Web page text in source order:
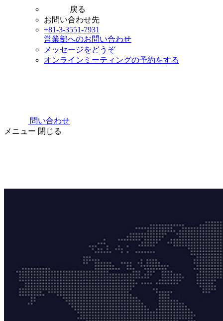
戻る
お問い合わせ先
+81-3-3551-7931
営業部へのお問い合わせ
メッセージをどうぞ
オンラインミーティングの予約をする
問い合わせ
メニュー 閉じる